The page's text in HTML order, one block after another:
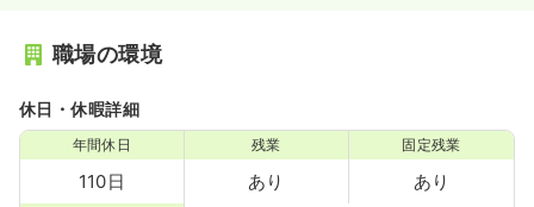
職場の環境
休日・休暇詳細
年間休日
110日
残業
あり
固定残業
あり